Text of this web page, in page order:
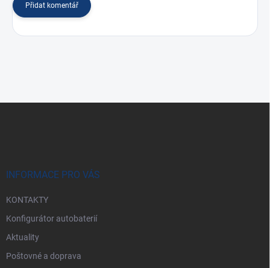
Přidat komentář
INFORMACE PRO VÁS
KONTAKTY
Konfigurátor autobaterií
Aktuality
Poštovné a doprava